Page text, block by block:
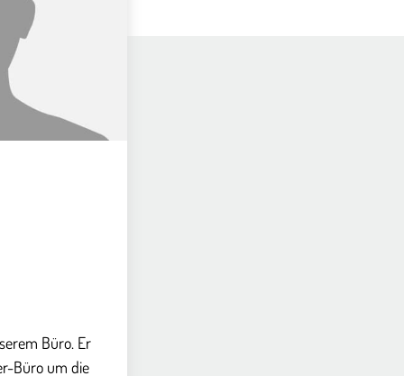
Büro. Er
Büro um die